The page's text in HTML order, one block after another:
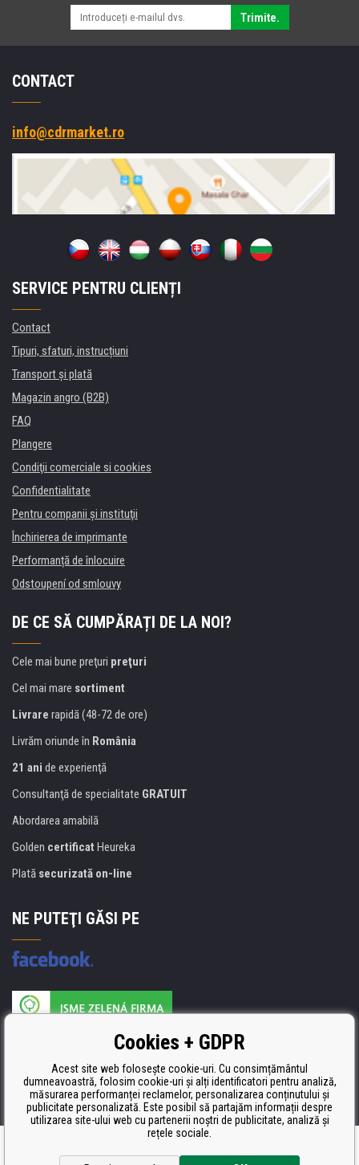
Trimite.
CONTACT
info@cdrmarket.ro
SERVICE PENTRU CLIENȚI
Contact
Tipuri, sfaturi, instrucțiuni
Transport şi plată
Magazin angro (B2B)
FAQ
Plangere
Condiţii comerciale si cookies
Confidentialitate
Pentru companii și instituţii
Închirierea de imprimante
Performanță de înlocuire
Odstoupení od smlouvy
DE CE SĂ CUMPĂRAȚI DE LA NOI?
Cele mai bune preţuri preţuri
Cel mai mare sortiment
Livrare rapidă (48-72 de ore)
Livrăm oriunde în România
21 ani de experienţă
Consultanţă de specialitate GRATUIT
Abordarea amabilă
Golden certificat Heureka
Plată securizată on-line
NE PUTEŢI GĂSI PE
Producătorul umpluturii de rezervă este certificat
ISO 9001, ISO 14001 şi STMC.
Ecommerce solutionsBINARGON.cz
Cookies + GDPR
Acest site web folosește cookie-uri. Cu consimțământul
dumneavoastră, folosim cookie-uri și alți identificatori pentru analiză,
măsurarea performanței reclamelor, personalizarea conținutului și
publicitate personalizată. Este posibil să partajăm informații despre
utilizarea site-ului web cu partenerii noștri de publicitate, analiză și
rețele sociale.